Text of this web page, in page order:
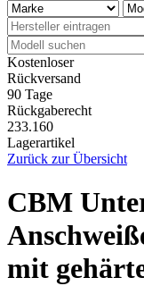
Kostenloser
Rückversand
90 Tage
Rückgaberecht
233.160
Lagerartikel
Zurück zur Übersicht
CBM
mit